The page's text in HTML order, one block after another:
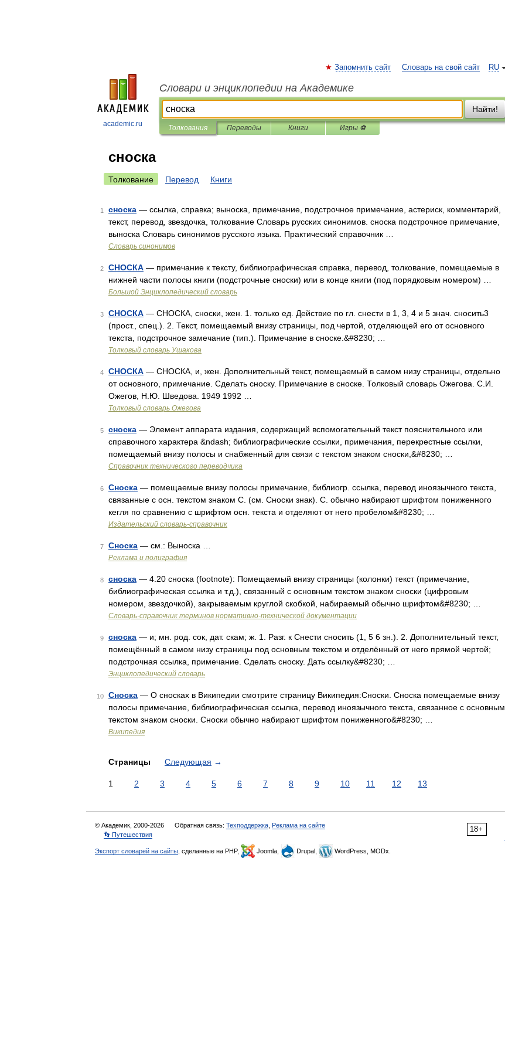
academic.ru
RU
Запомнить сайт Словарь на свой сайт
Словари и энциклопедии на Академике
Найти!
Толкования Переводы Книги Игры ⚽
сноска
Толкование Перевод Книги
1 сноска — ссылка, справка; выноска, примечание, подстрочное примечание, астериск, комментарий,
текст, перевод, звездочка, толкование Словарь русских синонимов. сноска подстрочное примечание,
выноска Словарь синонимов русского языка. Практический справочник …
Словарь синонимов
2 СНОСКА — примечание к тексту, библиографическая справка, перевод, толкование, помещаемые в
нижней части полосы книги (подстрочные сноски) или в конце книги (под порядковым номером) …
Большой Энциклопедический словарь
3 СНОСКА — СНОСКА, сноски, жен. 1. только ед. Действие по гл. снести в 1, 3, 4 и 5 знач. сносить3
(прост., спец.). 2. Текст, помещаемый внизу страницы, под чертой, отделяющей его от основного
текста, подстрочное замечание (тип.). Примечание в сноске.&#8230; …
Толковый словарь Ушакова
4 СНОСКА — СНОСКА, и, жен. Дополнительный текст, помещаемый в самом низу страницы, отдельно
от основного, примечание. Сделать сноску. Примечание в сноске. Толковый словарь Ожегова. С.И.
Ожегов, Н.Ю. Шведова. 1949 1992 …
Толковый словарь Ожегова
5 сноска — Элемент аппарата издания, содержащий вспомогательный текст пояснительного или
справочного характера &ndash; библиографические ссылки, примечания, перекрестные ссылки,
помещаемый внизу полосы и снабженный для связи с текстом знаком сноски,&#8230; …
Справочник технического переводчика
6 Сноска — помещаемые внизу полосы примечание, библиогр. ссылка, перевод иноязычного текста,
связанные с осн. текстом знаком С. (см. Сноски знак). С. обычно набирают шрифтом пониженного
кегля по сравнению с шрифтом осн. текста и отделяют от него пробелом&#8230; …
Издательский словарь-справочник
7 Сноска — см.: Выноска …
Реклама и полиграфия
8 сноска — 4.20 сноска (footnote): Помещаемый внизу страницы (колонки) текст (примечание,
библиографическая ссылка и т.д.), связанный с основным текстом знаком сноски (цифровым
номером, звездочкой), закрываемым круглой скобкой, набираемый обычно шрифтом&#8230; …
Словарь-справочник терминов нормативно-технической документации
9 сноска — и; мн. род. сок, дат. скам; ж. 1. Разг. к Снести сносить (1, 5 6 зн.). 2. Дополнительный текст,
помещённый в самом низу страницы под основным текстом и отделённый от него прямой чертой;
подстрочная ссылка, примечание. Сделать сноску. Дать ссылку&#8230; …
Энциклопедический словарь
10 Сноска — О сносках в Википедии смотрите страницу Википедия:Сноски. Сноска помещаемые внизу
полосы примечание, библиографическая ссылка, перевод иноязычного текста, связанное с основным
текстом знаком сноски. Сноски обычно набирают шрифтом пониженного&#8230; …
Википедия
Страницы Следующая →
1 2 3 4 5 6 7 8 9 10 11 12 13
18+
© Академик, 2000-2026 Обратная связь: Техподдержка Реклама на сайте
👣 Путешествия
Экспорт словарей на сайты , сделанные на PHP, Joomla, Drupal, WordPress, MODx.